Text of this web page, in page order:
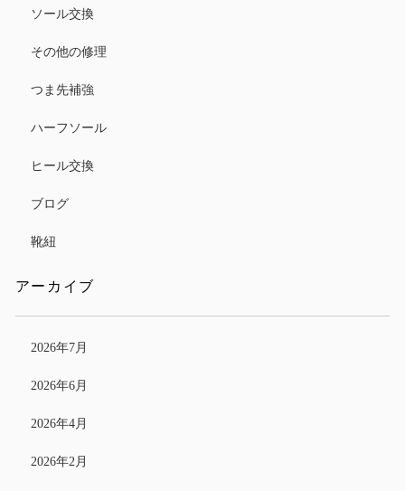
ソール交換
その他の修理
つま先補強
ハーフソール
ヒール交換
ブログ
靴紐
アーカイブ
2026年7月
2026年6月
2026年4月
2026年2月